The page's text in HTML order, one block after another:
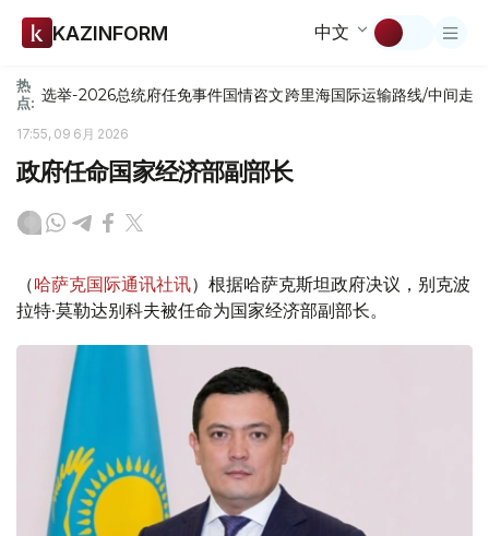
KAZINFORM 中文
热
点: 选举-2026总统府任免事件国情咨文跨里海国际运输路线/中间走廊
17:55, 09 6月 2026
政府任命国家经济部副部长
（哈萨克国际通讯社讯）根据哈萨克斯坦政府决议，别克波
拉特·莫勒达别科夫被任命为国家经济部副部长。